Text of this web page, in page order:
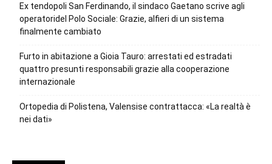
Ex tendopoli San Ferdinando, il sindaco Gaetano scrive agli
operatoridel Polo Sociale: Grazie, alfieri di un sistema
finalmente cambiato
Furto in abitazione a Gioia Tauro: arrestati ed estradati
quattro presunti responsabili grazie alla cooperazione
internazionale
Ortopedia di Polistena, Valensise contrattacca: «La realtà è
nei dati»